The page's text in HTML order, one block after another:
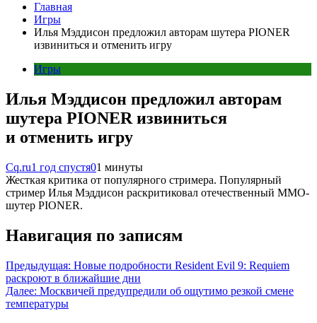
Главная
Игры
Илья Мэддисон предложил авторам шутера PIONER
извиниться и отменить игру
Игры
Илья Мэддисон предложил авторам
шутера PIONER извиниться
и отменить игру
Cq.ru1 год спустя01 минуты
Жесткая критика от популярного стримера. Популярный
стример Илья Мэддисон раскритиковал отечественный ММО-
шутер PIONER.
Навигация по записям
Предыдущая: Новые подробности Resident Evil 9: Requiem
раскроют в ближайшие дни
Далее: Москвичей предупредили об ощутимо резкой смене
температуры